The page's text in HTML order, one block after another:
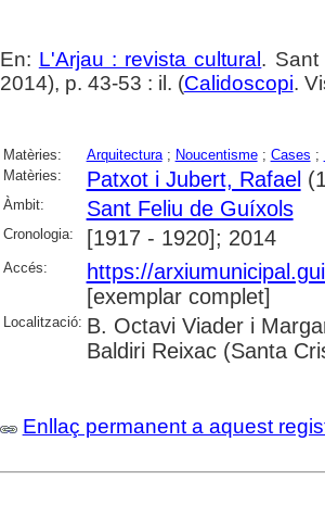
En: L'Arjau : revista cultural . Sant
2014), p. 43-53 : il. (Calidoscopi.
Matèries: Arquitectura; Noucentisme; Cases ;
Matèries:
Patxot i Jubert, Rafael
Àmbit: Sant Feliu de Guíxols
Cronologia: [1917 - 1920]; 2014
Accés:
https://
[exemplar complet]
Localització: B. Octavi Viader i
Baldiri Reixac (Santa
Enllaç permanent a aquest